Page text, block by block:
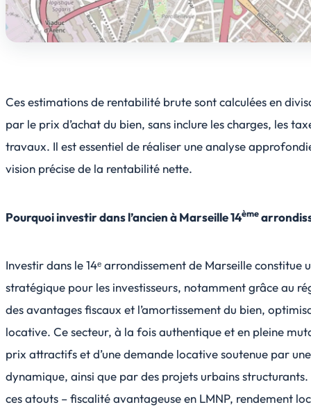
Ces estimations de rentabilité brute sont calculées en
par le prix d’achat du bien, sans inclure les charges, les
travaux. Il est essentiel de réaliser une analyse
vision précise de la rentabilité nette.
Pourquoi investir dans l’ancien à Marseille 14ème
Investir dans le 14ᵉ arrondissement de Marseille constitue
stratégique pour les investisseurs, notamment grâce au
des avantages fiscaux et l’amortissement du bien,
locative. Ce secteur, à la fois authentique et en pleine
prix attractifs et d’une demande locative soutenue par
dynamique, ainsi que par des projets urbains
ces atouts – fiscalité avantageuse en LMNP, rendement